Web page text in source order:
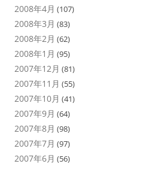
2008年4月 (107)
2008年3月 (83)
2008年2月 (62)
2008年1月 (95)
2007年12月 (81)
2007年11月 (55)
2007年10月 (41)
2007年9月 (64)
2007年8月 (98)
2007年7月 (97)
2007年6月 (56)